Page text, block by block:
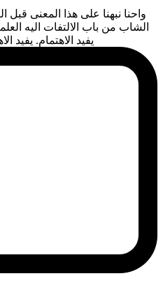
واحنا نبهنا على هذا المعنى قبل
الشاب من باب الالتفات اليه
يفيد الاهتمام. يفيد